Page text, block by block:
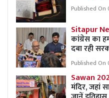
Published On
Sitapur
कांग्रेस का
दबा रही
Published
Sawan
मंदिर, जहां